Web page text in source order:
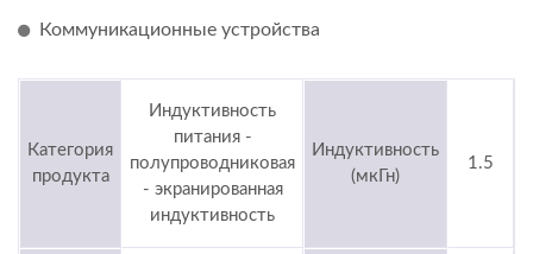
Коммуникационные устройства
Категория
продукта
Индуктивность
питания -
полупроводниковая
- экранированная
индуктивность
Индуктивность
(мкГн)
1.5